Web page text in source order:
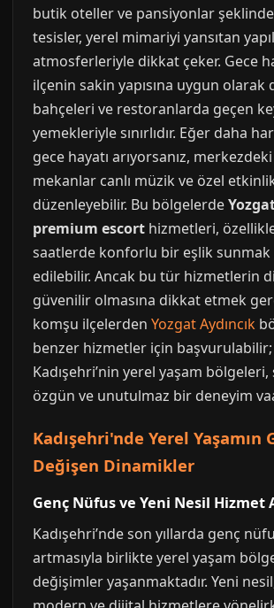
butik oteller ve pansiyonlar
tesisler, yerel mimariyi yansıtan
atmosferleriyle dikkat çeker. Gece
ilçenin sakin yapısına uygun olarak
bahçeleri ve restoranlarda geçen
yemekleriyle sınırlıdır. Eğer daha
gece hayatı arıyorsanız, merkezdeki
mekanlar canlı müzik ve özel
düzenleyebilir. Bu bölgelerde
premium escort hizmetleri,
saatlerde konforlu bir eşlik
edilebilir. Ancak bu tür hizmetlerin
güvenilir olmasına dikkat etmek
komşu ilçelerden Yozgat Aydıncık
benzer hizmetler için
Kadışehri’nin yerel yaşam bölgeleri,
özgün ve unutulmaz bir deneyim
Kadışehri'nde Yerel Yaşamın
Değişen Dinamikler
Genç Nüfus ve Yeni Nesil Hizmet
Kadışehri’nde son yıllarda genç
artmasıyla birlikte yerel yaşam
değişimler yaşanmaktadır. Yeni